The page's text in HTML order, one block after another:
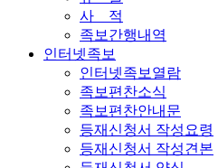
사 적
족보간행내역
인터넷족보
인터넷족보열람
족보편찬소식
족보편찬안내문
등재신청서 작성요령
등재신청서 작성견본